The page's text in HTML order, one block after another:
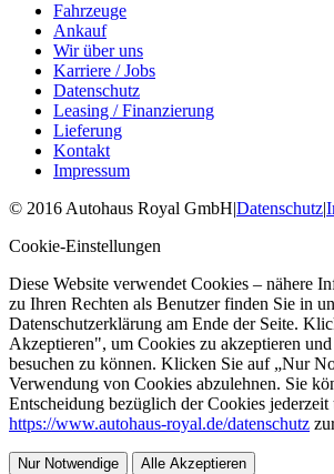
Fahrzeuge
Ankauf
Wir über uns
Karriere / Jobs
Datenschutz
Leasing / Finanzierung
Lieferung
Kontakt
Impressum
© 2016 Autohaus Royal GmbH|Datenschutz|
Cookie-Einstellungen
Diese Website verwendet Cookies – nähere
zu Ihren Rechten als Benutzer finden Sie in
Datenschutzerklärung am Ende der Seite.
Akzeptieren", um Cookies zu akzeptieren
besuchen zu können. Klicken Sie auf „Nur
Verwendung von Cookies abzulehnen. Sie
Entscheidung bezüglich der Cookies jederzeit
https://www.autohaus-royal.de/datenschutz
Nur Notwendige Alle Akzeptieren